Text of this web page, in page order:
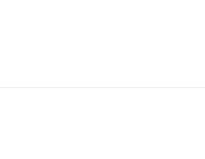
локальных
продукции локальных дизайнерских